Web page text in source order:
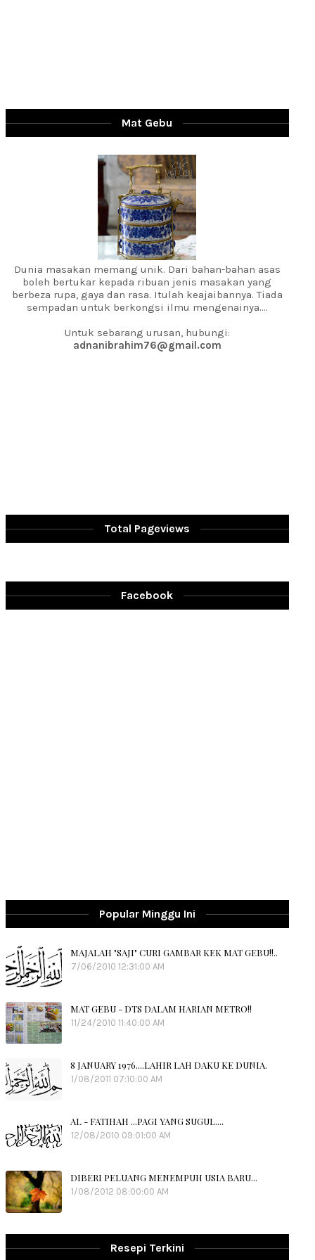
Mat Gebu
Dunia masakan memang unik. Dari bahan-bahan asas
boleh bertukar kepada ribuan jenis masakan yang
berbeza rupa, gaya dan rasa. Itulah keajaibannya. Tiada
sempadan untuk berkongsi ilmu mengenainya....
Untuk sebarang urusan, hubungi:
adnanibrahim76@gmail.com
Total Pageviews
Facebook
Popular Minggu Ini
MAJALAH "SAJI" CURI GAMBAR KEK MAT GEBU!!..
7/06/2010 12:31:00 AM
MAT GEBU - DTS DALAM HARIAN METRO!!
11/24/2010 11:40:00 AM
8 JANUARY 1976....LAHIR LAH DAKU KE DUNIA.
1/08/2011 07:10:00 AM
AL - FATIHAH ...PAGI YANG SUGUL....
12/08/2010 09:01:00 AM
DIBERI PELUANG MENEMPUH USIA BARU...
1/08/2012 08:00:00 AM
Resepi Terkini